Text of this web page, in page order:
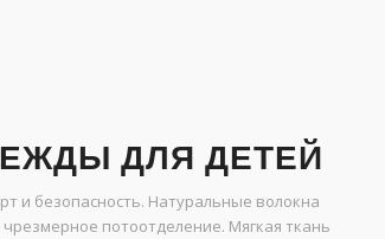
ДЛЯ ДЕТЕЙ
и безопасность. Натуральные волокна
потоотделение. Мягкая ткань